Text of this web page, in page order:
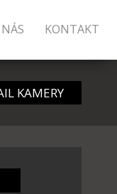
KONTAKT
KAMERY